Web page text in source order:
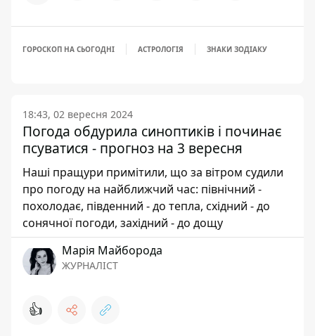
ГОРОСКОП НА СЬОГОДНІ АСТРОЛОГІЯ ЗНАКИ ЗОДІАКУ
18:43, 02 вересня 2024
Погода обдурила синоптиків і починає
псуватися - прогноз на 3 вересня
Наші пращури примітили, що за вітром судили
про погоду на найближчий час: північний -
похолодає, південний - до тепла, східний - до
сонячної погоди, західний - до дощу
Марія Майборода
ЖУРНАЛІСТ
👍